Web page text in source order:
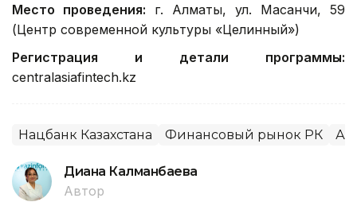
Место проведения: г. Алматы, ул. Масанчи, 59
(Центр современной культуры «Целинный»)
Регистрация и детали программы:
centralasiafintech.kz
Нацбанк Казахстана Финансовый рынок РК
Диана Калманбаева
Автор